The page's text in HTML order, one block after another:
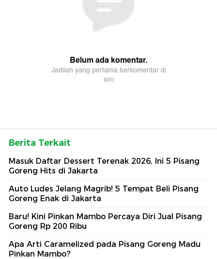
Berita Terkait
Masuk Daftar Dessert Terenak 2026, Ini 5 Pisang
Goreng Hits di Jakarta
Auto Ludes Jelang Magrib! 5 Tempat Beli Pisang
Goreng Enak di Jakarta
Baru! Kini Pinkan Mambo Percaya Diri Jual Pisang
Goreng Rp 200 Ribu
Apa Arti Caramelized pada Pisang Goreng Madu
Pinkan Mambo?